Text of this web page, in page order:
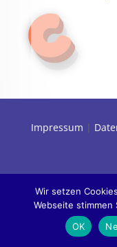
Impressum |
Wir setzen
Webseite stimmen
OK